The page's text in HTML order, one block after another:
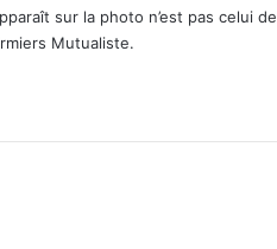
sur la photo n’est pas celui
Mutualiste.